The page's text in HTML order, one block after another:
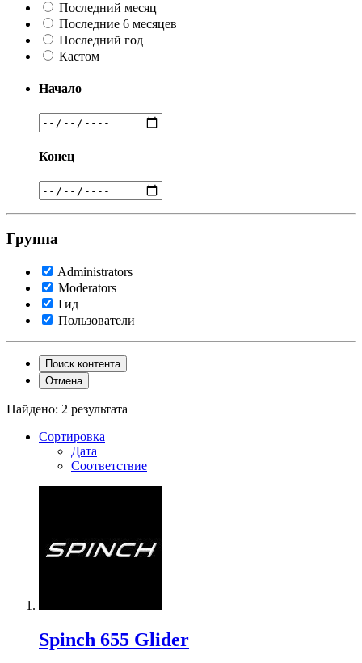
Последний месяц
Последние 6 месяцев
Последний год
Кастом
Начало
Конец
Группа
Administrators
Moderators
Гид
Пользователи
Поиск контента
Отмена
Найдено: 2 результата
Сортировка
Дата
Соответствие
Spinch 655 Glider